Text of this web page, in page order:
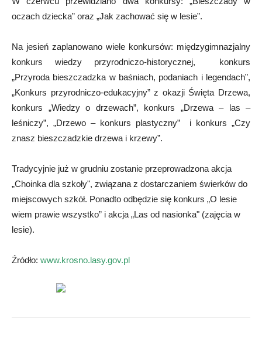
oczach dziecka” oraz „Jak zachować się w lesie”.
Na jesień zaplanowano wiele konkursów: międzygimnazjalny
konkurs wiedzy przyrodniczo-historycznej, konkurs
„Przyroda bieszczadzka w baśniach, podaniach i legendach”,
„Konkurs przyrodniczo-edukacyjny” z okazji Święta Drzewa,
konkurs „Wiedzy o drzewach”, konkurs „Drzewa – las –
leśniczy”, „Drzewo – konkurs plastyczny” i konkurs „Czy
znasz bieszczadzkie drzewa i krzewy”.
Tradycyjnie już w grudniu zostanie przeprowadzona akcja
„Choinka dla szkoły", związana z dostarczaniem świerków do
miejscowych szkół. Ponadto odbędzie się konkurs „O lesie
wiem prawie wszystko” i akcja „Las od nasionka" (zajęcia w
lesie).
Źródło: www.krosno.lasy.gov.pl